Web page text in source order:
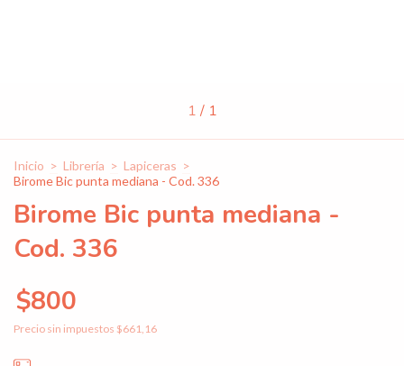
1 / 1
Inicio > Librería > Lapiceras >
Birome Bic punta mediana - Cod. 336
Birome Bic punta mediana -
Cod. 336
$800
Precio sin impuestos $661,16